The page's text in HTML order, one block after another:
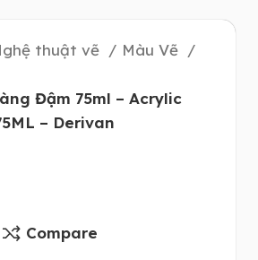
thuật vẽ
Màu Vẽ
Đậm 75ml – Acrylic
– Derivan
Compare